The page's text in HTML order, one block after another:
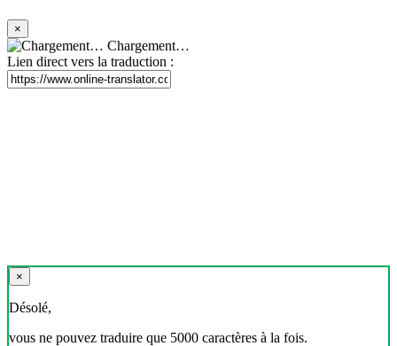
×
Chargement…
Lien direct vers la traduction :
×
Désolé,
vous ne pouvez traduire que 5000 caractères à la fois.